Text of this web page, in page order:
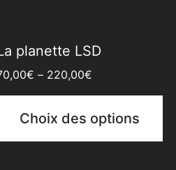
planette LSD
€ – 220,00€
Choix des options